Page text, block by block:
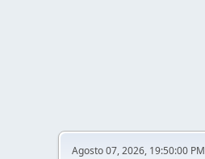
Agosto 07, 2026, 19:50:00 PM